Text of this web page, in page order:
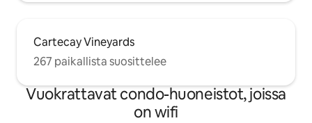
Cartecay Vineyards
267 paikallista suosittelee
Vuokrattavat condo-huoneistot, joissa
on wifi